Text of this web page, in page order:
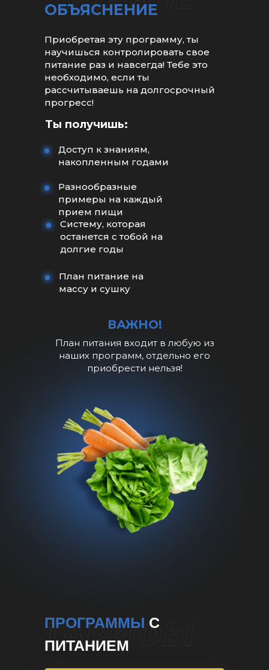
Доступ к знаниям,
накопленным годами
Разнообразные
примеры на каждый
прием пищи
Систему, которая
останется с тобой на
долгие годы
План питание на
массу и сушку
ОБЪЯСНЕНИЕ
Приобретая эту программу, ты
научишься контролировать свое
питание раз и навсегда! Тебе это
необходимо, если ты
рассчитываешь на долгосрочный
прогресс!
Ты получишь:
ВАЖНО!
План питания входит в любую из
наших программ, отдельно его
приобрести нельзя!
ПРОГРАММЫ С
ПИТАНИЕМ